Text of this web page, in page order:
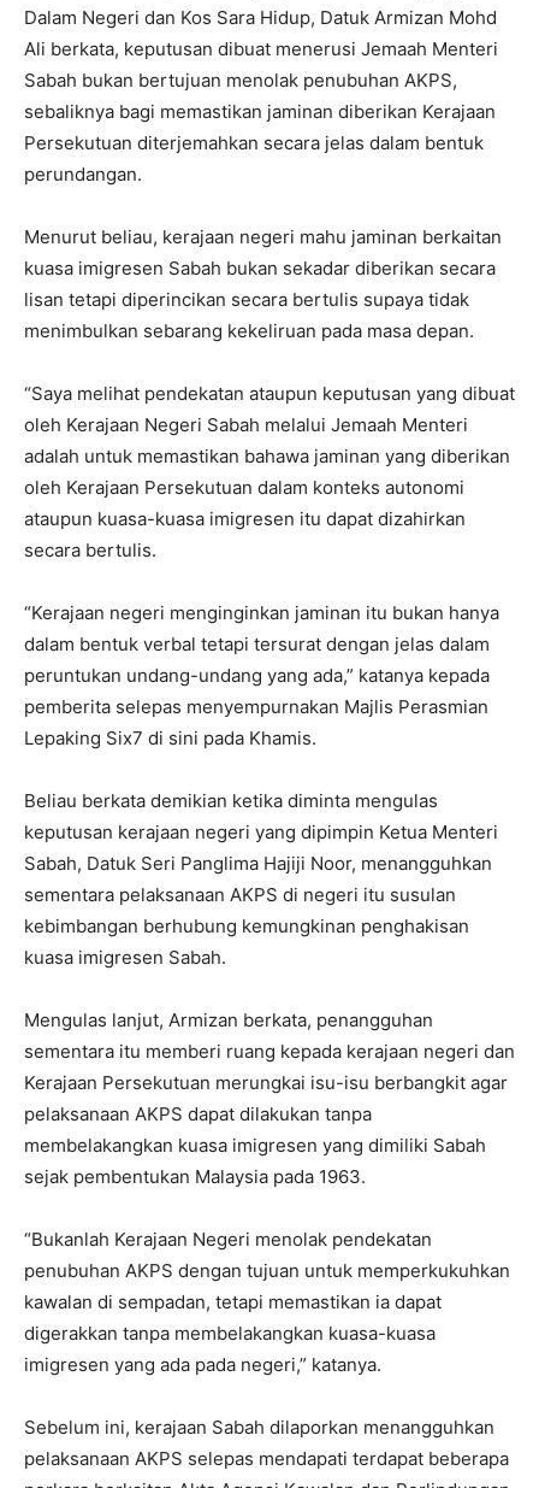
Dalam Negeri dan Kos Sara Hidup, Datuk Armizan Mohd
Ali berkata, keputusan dibuat menerusi Jemaah Menteri
Sabah bukan bertujuan menolak penubuhan AKPS,
sebaliknya bagi memastikan jaminan diberikan Kerajaan
Persekutuan diterjemahkan secara jelas dalam bentuk
perundangan.
Menurut beliau, kerajaan negeri mahu jaminan berkaitan
kuasa imigresen Sabah bukan sekadar diberikan secara
lisan tetapi diperincikan secara bertulis supaya tidak
menimbulkan sebarang kekeliruan pada masa depan.
“Saya melihat pendekatan ataupun keputusan yang dibuat
oleh Kerajaan Negeri Sabah melalui Jemaah Menteri
adalah untuk memastikan bahawa jaminan yang diberikan
oleh Kerajaan Persekutuan dalam konteks autonomi
ataupun kuasa-kuasa imigresen itu dapat dizahirkan
secara bertulis.
“Kerajaan negeri menginginkan jaminan itu bukan hanya
dalam bentuk verbal tetapi tersurat dengan jelas dalam
peruntukan undang-undang yang ada,” katanya kepada
pemberita selepas menyempurnakan Majlis Perasmian
Lepaking Six7 di sini pada Khamis.
Beliau berkata demikian ketika diminta mengulas
keputusan kerajaan negeri yang dipimpin Ketua Menteri
Sabah, Datuk Seri Panglima Hajiji Noor, menangguhkan
sementara pelaksanaan AKPS di negeri itu susulan
kebimbangan berhubung kemungkinan penghakisan
kuasa imigresen Sabah.
Mengulas lanjut, Armizan berkata, penangguhan
sementara itu memberi ruang kepada kerajaan negeri dan
Kerajaan Persekutuan merungkai isu-isu berbangkit agar
pelaksanaan AKPS dapat dilakukan tanpa
membelakangkan kuasa imigresen yang dimiliki Sabah
sejak pembentukan Malaysia pada 1963.
“Bukanlah Kerajaan Negeri menolak pendekatan
penubuhan AKPS dengan tujuan untuk memperkukuhkan
kawalan di sempadan, tetapi memastikan ia dapat
digerakkan tanpa membelakangkan kuasa-kuasa
imigresen yang ada pada negeri,” katanya.
Sebelum ini, kerajaan Sabah dilaporkan menangguhkan
pelaksanaan AKPS selepas mendapati terdapat beberapa